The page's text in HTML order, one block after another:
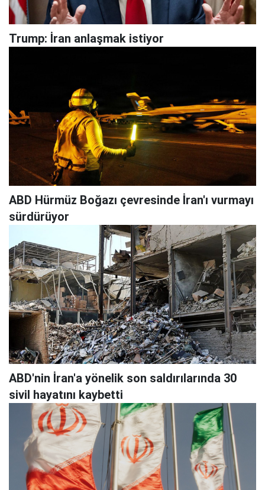
Trump: İran anlaşmak istiyor
ABD Hürmüz Boğazı çevresinde İran'ı vurmayı
sürdürüyor
ABD'nin İran'a yönelik son saldırılarında 30
sivil hayatını kaybetti